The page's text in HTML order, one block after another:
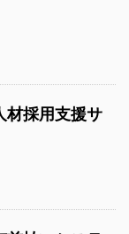
採用支援サ